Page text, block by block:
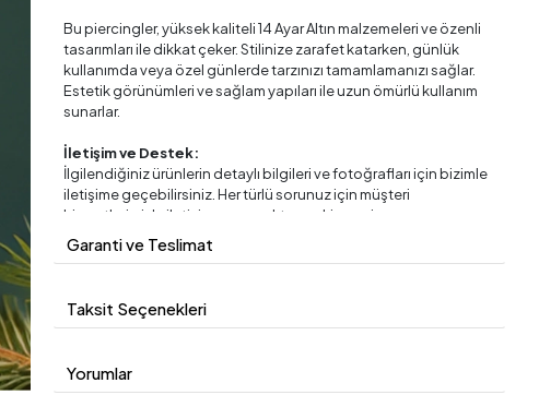
Bu piercingler, yüksek kaliteli 14 Ayar Altın malzemeleri ve özenli
tasarımları ile dikkat çeker. Stilinize zarafet katarken, günlük
kullanımda veya özel günlerde tarzınızı tamamlamanızı sağlar.
Estetik görünümleri ve sağlam yapıları ile uzun ömürlü kullanım
sunarlar.
İletişim ve Destek:
İlgilendiğiniz ürünlerin detaylı bilgileri ve fotoğrafları için bizimle
iletişime geçebilirsiniz. Her türlü sorunuz için müşteri
hizmetlerimizle iletişime geçmekten çekinmeyin.
Garanti ve Teslimat
Taksit Seçenekleri
Yorumlar